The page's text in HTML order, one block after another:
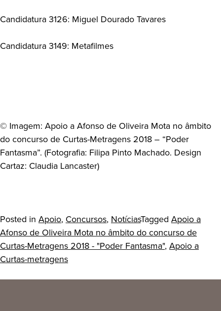
Candidatura 3126: Miguel Dourado Tavares
Candidatura 3149: Metafilmes
© Imagem: Apoio a Afonso de Oliveira Mota no âmbito
do concurso de Curtas-Metragens 2018 – “Poder
Fantasma”. (Fotografia: Filipa Pinto Machado. Design
Cartaz: Claudia Lancaster)
Posted in Apoio, Concursos, NotíciasTagged Apoio a
Afonso de Oliveira Mota no âmbito do concurso de
Curtas-Metragens 2018 - "Poder Fantasma", Apoio a
Curtas-metragens